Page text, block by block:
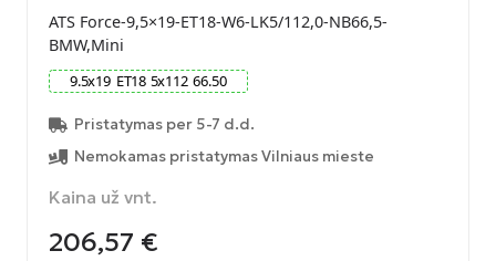
ATS Force-9,5×19-ET18-W6-LK5/112,0-NB66,5-
BMW,Mini
9.5x19 ET18 5x112 66.50
Pristatymas per 5-7 d.d.
Nemokamas pristatymas Vilniaus mieste
Kaina už vnt.
206,57 €